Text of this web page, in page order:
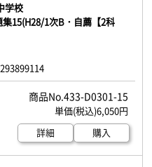
学校
15(H28/1次B・自薦【2科
433-D0301-15
6,050円
詳細
購入